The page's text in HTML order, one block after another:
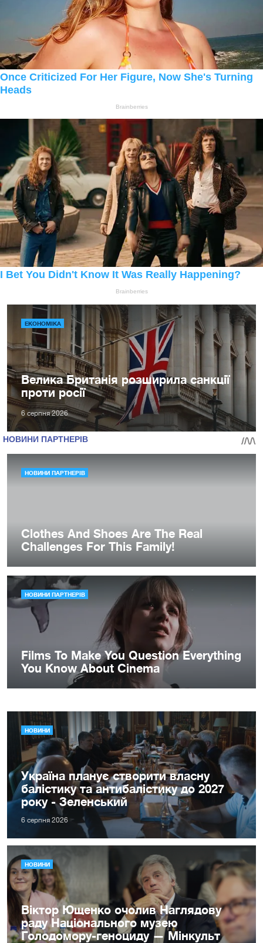
ЕКОНОМІКА
Велика Британія розширила санкції
проти росії
6 серпня 2026
НОВИНИ
Україна планує створити власну
балістику та антибалістику до 2027
року - Зеленський
6 серпня 2026
НОВИНИ
Віктор Ющенко очолив Наглядову
раду Національного музею
Голодомору-геноциду — Мінкульт